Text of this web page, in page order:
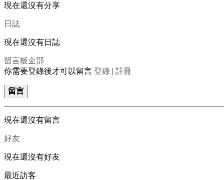
現在還沒有分享
日誌
現在還沒有日誌
留言板全部
你需要登錄後才可以留言 登錄 | 註冊
留言
現在還沒有留言
好友
現在還沒有好友
最近訪客